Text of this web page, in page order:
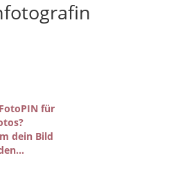
für
dein Bild